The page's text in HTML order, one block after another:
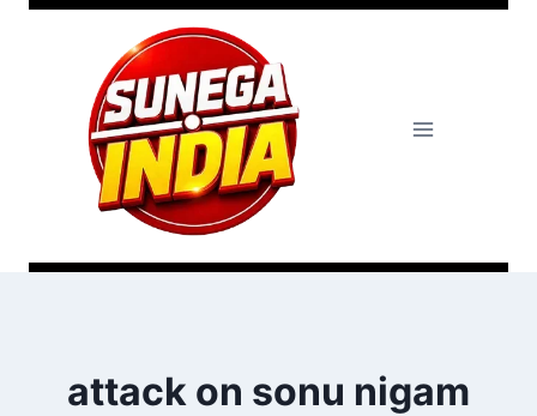
attack on sonu nigam